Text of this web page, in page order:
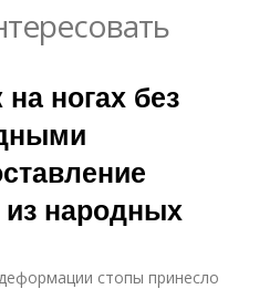
ногах без
народных
стопы принесло